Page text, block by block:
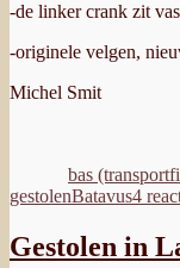
-de linker crank zit
-originele velgen,
Michel Smit
bas
gestolenTags
Batavus4
Gestolen in